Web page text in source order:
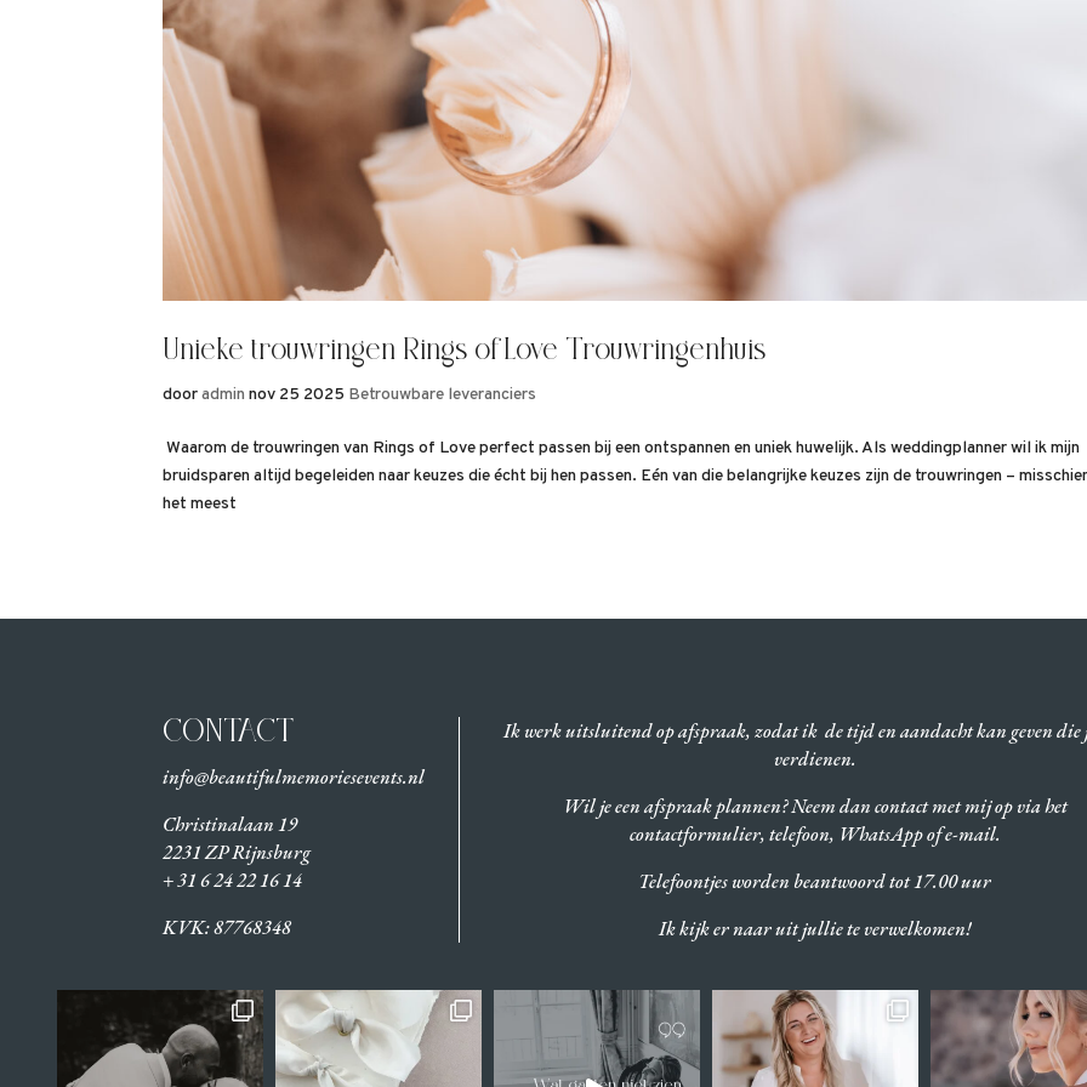
Unieke trouwringen Rings of Love Trouwringenhuis
dooradmin nov 25 2025 Betrouwbare leveranciers
Waarom de trouwringen van Rings of Love perfect passen bij een ontspannen en uniek huwelijk. Als weddingplanner wil ik mijn
bruidsparen altijd begeleiden naar keuzes die écht bij hen passen. Eén van die belangrijke keuzes zijn de trouwringen –
het meest
CONTACT
info@beautifulmemoriesevents.nl
Christinalaan 19
2231 ZP Rijnsburg
+ 31 6 24 22 16 14
KVK:87768348
Ik werk uitsluitend op afspraak, zodat ik de tijd en aandacht kan geven
verdienen.
Wil je een afspraak plannen? Neem dan contact met mij op via het
contactformulier, telefoon, WhatsApp of e-mail.
Telefoontjes worden beantwoord tot 17.00 uur
Ik kijk er naar uit jullie te verwelkomen!